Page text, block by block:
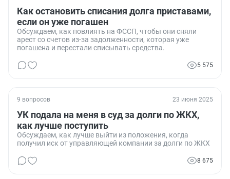
Как остановить списания долга приставами,
если он уже погашен
Обсуждаем, как повлиять на ФССП, чтобы они сняли
арест со счетов из-за задолженности, которая уже
погашена и перестали списывать средства.
5 575
9 вопросов 23 июня 2025
УК подала на меня в суд за долги по ЖКХ,
как лучше поступить
Обсуждаем, как лучше выйти из положения, когда
получил иск от управляющей компании за долги по ЖКХ
8 675